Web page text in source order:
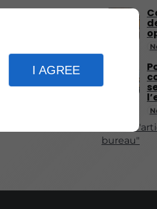
I AGREE
Plus
bureau"